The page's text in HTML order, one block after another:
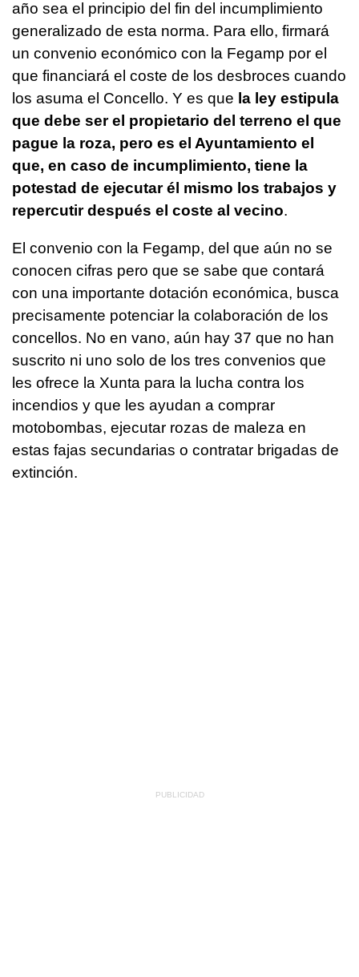
año sea el principio del fin del incumplimiento
generalizado de esta norma. Para ello, firmará
un convenio económico con la Fegamp por el
que financiará el coste de los desbroces cuando
los asuma el Concello. Y es que la ley estipula
que debe ser el propietario del terreno el que
pague la roza, pero es el Ayuntamiento el
que, en caso de incumplimiento, tiene la
potestad de ejecutar él mismo los trabajos y
repercutir después el coste al vecino.
El convenio con la Fegamp, del que aún no se
conocen cifras pero que se sabe que contará
con una importante dotación económica, busca
precisamente potenciar la colaboración de los
concellos. No en vano, aún hay 37 que no han
suscrito ni uno solo de los tres convenios que
les ofrece la Xunta para la lucha contra los
incendios y que les ayudan a comprar
motobombas, ejecutar rozas de maleza en
estas fajas secundarias o contratar brigadas de
extinción.